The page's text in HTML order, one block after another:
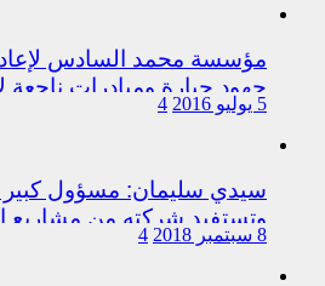
مؤسسة محمد السادس
جهود جبارة ومبادرات
5 يوليو 2016 4
سيدي سليمان: مسؤول كبير
وتستفيد شركته من مشاريع
8 سبتمبر 2018 4